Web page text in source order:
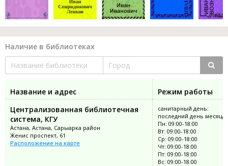
Наличие в библиотеках
Название и адрес
Режим работы
Централизованная библиотечная
система, КГУ
Астана, Астана, Сарыарка район
Женис проспект, 61
Расположение на карте
санитарный день:
последний день месяца
Пн: 09:00-18:00
Вт: 09:00-18:00
Ср: 09:00-18:00
Чт: 09:00-18:00
Пт: 09:00-18:00
Вс: 09:00-18:00